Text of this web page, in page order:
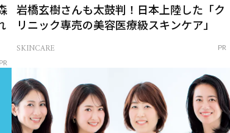
PR
岩橋玄樹さんも太鼓判！日本上陸した「ク
リニック専売の美容医療級スキンケア」
SKINCARE PR